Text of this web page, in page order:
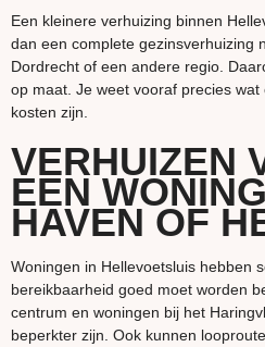
Een kleinere verhuizing binnen
dan een complete gezinsverhuizing
Dordrecht of een andere regio.
op maat. Je weet vooraf precies
kosten zijn.
VERHUIZEN
EEN
HAVEN OF
Woningen in Hellevoetsluis hebben
bereikbaarheid goed moet worden
centrum en woningen bij het
beperkter zijn. Ook kunnen